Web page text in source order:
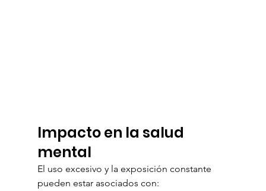
Impacto en la salud
mental
El uso excesivo y la exposición constante
pueden estar asociados con: